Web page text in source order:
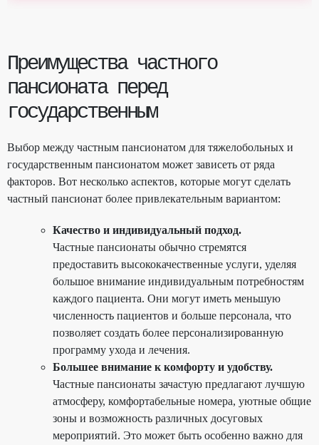
Преимущества частного
пансионата перед
государственным
Выбор между частным пансионатом для тяжелобольных и
государственным пансионатом может зависеть от ряда
факторов. Вот несколько аспектов, которые могут сделать
частный пансионат более привлекательным вариантом:
Качество и индивидуальный подход.
Частные пансионаты обычно стремятся
предоставить высококачественные услуги, уделяя
большое внимание индивидуальным потребностям
каждого пациента. Они могут иметь меньшую
численность пациентов и больше персонала, что
позволяет создать более персонализированную
программу ухода и лечения.
Большее внимание к комфорту и удобству.
Частные пансионаты зачастую предлагают лучшую
атмосферу, комфортабельные номера, уютные общие
зоны и возможность различных досуговых
мероприятий. Это может быть особенно важно для